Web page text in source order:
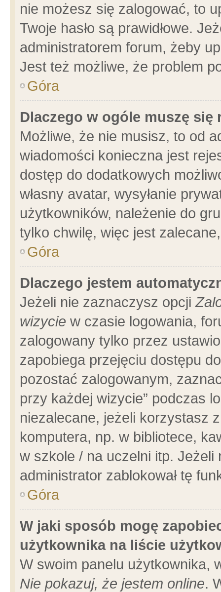
nie możesz się zalogować, to
Twoje hasło są prawidłowe.
administratorem forum, żeby
Jest też możliwe, że problem
Góra
Dlaczego w ogóle muszę się
Możliwe, że nie musisz, to od
wiadomości konieczna jest
dostęp do dodatkowych
własny avatar, wysyłanie
użytkowników, należenie do
tylko chwilę, więc jest
Góra
Dlaczego jestem
Jeżeli nie zaznaczysz opcji
wizycie w czasie logowania,
zalogowany tylko przez
zapobiega przejęciu dostępu
pozostać zalogowanym,
przy każdej wizycie” podczas
niezalecane, jeżeli korzystasz
komputera, np. w bibliotece,
w szkole / na uczelni itp.
administrator zablokował tę
Góra
W jaki sposób mogę
użytkownika na liście
W swoim panelu użytkownika,
Nie pokazuj, że jestem online.